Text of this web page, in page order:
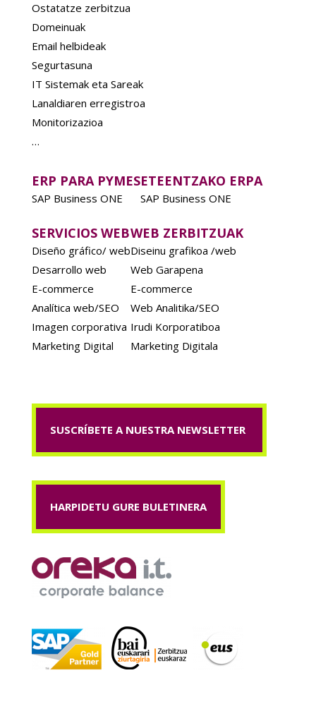
Ostatatze zerbitzua
Domeinuak
Email helbideak
Segurtasuna
IT Sistemak eta Sareak
Lanaldiaren erregistroa
Monitorizazioa
…
ERP PARA PYMES
SAP Business ONE
ETEENTZAKO ERPA
SAP Business ONE
SERVICIOS WEB
Diseño gráfico/ web
Desarrollo web
E-commerce
Analítica web/SEO
Imagen corporativa
Marketing Digital
WEB ZERBITZUAK
Diseinu grafikoa /web
Web Garapena
E-commerce
Web Analitika/SEO
Irudi Korporatiboa
Marketing Digitala
SUSCRÍBETE A NUESTRA NEWSLETTER
HARPIDETU GURE BULETINERA